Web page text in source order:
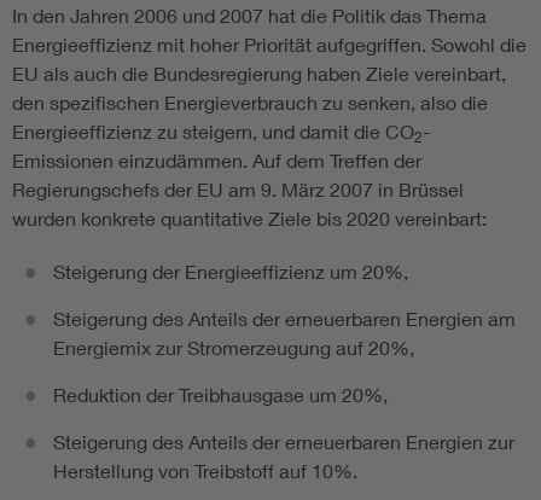
In den Jahren 2006 und 2007 hat die Politik das Thema
Energieeffizienz mit hoher Priorität aufgegriffen. Sowohl die
EU als auch die Bundesregierung haben Ziele vereinbart,
den spezifischen Energieverbrauch zu senken, also die
Energieeffizienz zu steigern, und damit die CO2-
Emissionen einzudämmen. Auf dem Treffen der
Regierungschefs der EU am 9. März 2007 in Brüssel
wurden konkrete quantitative Ziele bis 2020 vereinbart:
Steigerung der Energieeffizienz um 20%,
Steigerung des Anteils der erneuerbaren Energien am
Energiemix zur Stromerzeugung auf 20%,
Reduktion der Treibhausgase um 20%,
Steigerung des Anteils der erneuerbaren Energien zur
Herstellung von Treibstoff auf 10%.